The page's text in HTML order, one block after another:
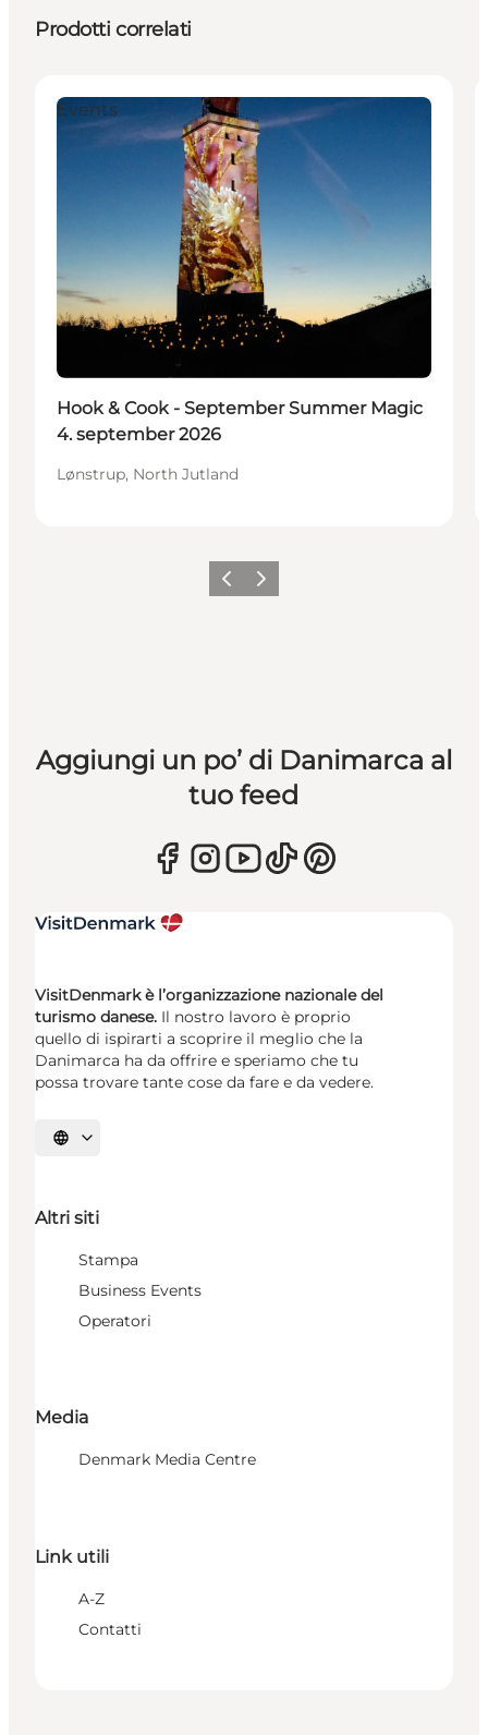
Prodotti correlati
Events
Hook & Cook - September Summer Magic
4. september 2026
Lønstrup, North Jutland
Precedente
Avanti
Aggiungi un po’ di Danimarca al
tuo feed
VisitDenmark è l’organizzazione nazionale del
turismo danese. Il nostro lavoro è proprio
quello di ispirarti a scoprire il meglio che la
Danimarca ha da offrire e speriamo che tu
possa trovare tante cose da fare e da vedere.
Seleziona la lingua
Altri siti
Stampa
Business Events
Operatori
Media
Denmark Media Centre
Link utili
A-Z
Contatti